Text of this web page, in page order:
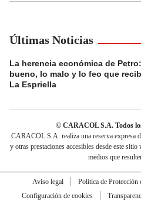
Últimas Noticias
La herencia económica de
bueno, lo malo y lo feo que
La Espriella
© CARACOL S.A. Todos
CARACOL S.A. realiza una reserva expresa
y otras prestaciones accesibles desde este
medios que
Aviso legal Política de Protección
Configuración de cookies